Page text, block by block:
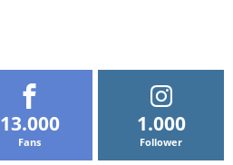
13.000
Fans
1.000
Follower